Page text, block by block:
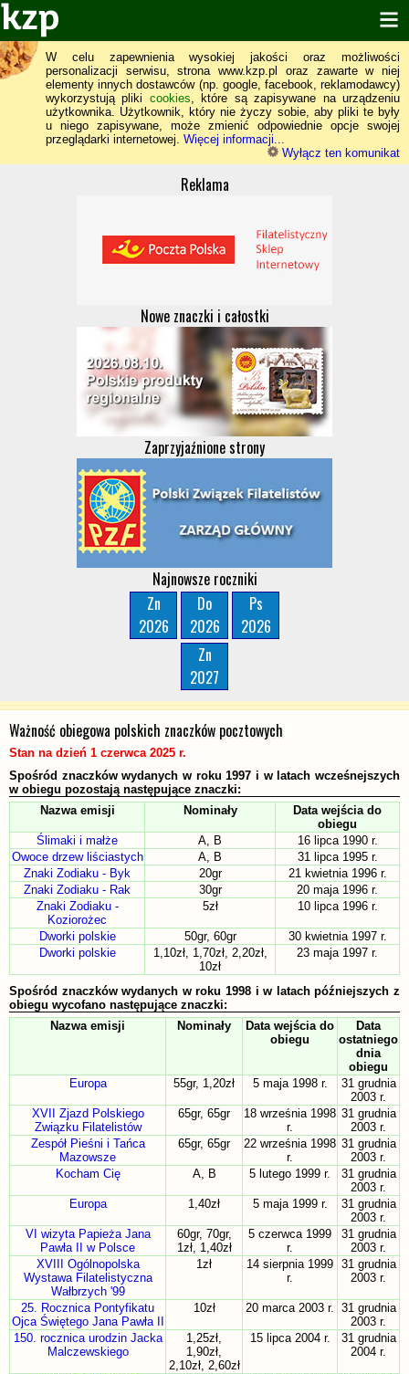
W celu zapewnienia wysokiej jakości oraz możliwości
personalizacji serwisu, strona www.kzp.pl oraz zawarte w niej
elementy innych dostawców (np. google, facebook, reklamodawcy)
wykorzystują pliki cookies, które są zapisywane na urządzeniu
użytkownika. Użytkownik, który nie życzy sobie, aby pliki te były
u niego zapisywane, może zmienić odpowiednie opcje swojej
przeglądarki internetowej. Więcej informacji...
Wyłącz ten komunikat
Reklama
Nowe znaczki i całostki
Zaprzyjaźnione strony
Najnowsze roczniki
Zn
2026
Do
2026
Ps
2026
Zn
2027
Ważność obiegowa polskich znaczków pocztowych
Stan na dzień 1 czerwca 2025 r.
Spośród znaczków wydanych w roku 1997 i w latach wcześnejszych
w obiegu pozostają następujące znaczki:
Nazwa emisji
Nominały
Data wejścia do
obiegu
Ślimaki i małże
A, B
16 lipca 1990 r.
Owoce drzew liściastych
A, B
31 lipca 1995 r.
Znaki Zodiaku - Byk
20gr
21 kwietnia 1996 r.
Znaki Zodiaku - Rak
30gr
20 maja 1996 r.
Znaki Zodiaku -
Koziorożec
5zł 10 lipca 1996 r.
Dworki polskie 50gr, 60gr
30 kwietnia 1997 r.
Dworki polskie
1,10zł, 1,70zł, 2,20zł,
10zł
23 maja 1997 r.
Spośród znaczków wydanych w roku 1998 i w latach późniejszych z
obiegu wycofano następujące znaczki:
Nazwa emisji
Nominały
Data wejścia do
obiegu
Data
ostatniego
dnia
obiegu
Europa
55gr, 1,20zł 5 maja 1998 r.
31 grudnia
2003 r.
XVII Zjazd Polskiego
Związku Filatelistów
65gr, 65gr
18 września 1998
r.
31 grudnia
2003 r.
Zespół Pieśni i Tańca
Mazowsze
65gr, 65gr
22 września 1998
r.
31 grudnia
2003 r.
Kocham Cię
A, B 5 lutego 1999 r.
31 grudnia
2003 r.
Europa
1,40zł 5 maja 1999 r.
31 grudnia
2003 r.
VI wizyta Papieża Jana
Pawła II w Polsce
60gr, 70gr,
1zł, 1,40zł
5 czerwca 1999
r.
31 grudnia
2003 r.
XVIII Ogólnopolska
Wystawa Filatelistyczna
Wałbrzych '99
1zł
14 sierpnia 1999
r.
31 grudnia
2003 r.
25. Rocznica Pontyfikatu
Ojca Świętego Jana Pawła II
10zł 20 marca 2003 r. 31 grudnia
2003 r.
150. rocznica urodzin Jacka
Malczewskiego
1,25zł,
1,90zł,
2,10zł, 2,60zł
15 lipca 2004 r.
31 grudnia
2004 r.